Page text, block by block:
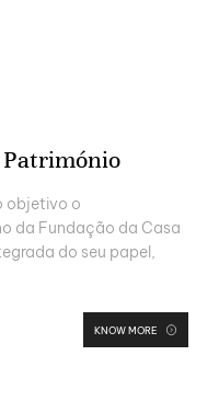
objetivo o
da Fundação da Casa
do seu papel,
KNOW MORE